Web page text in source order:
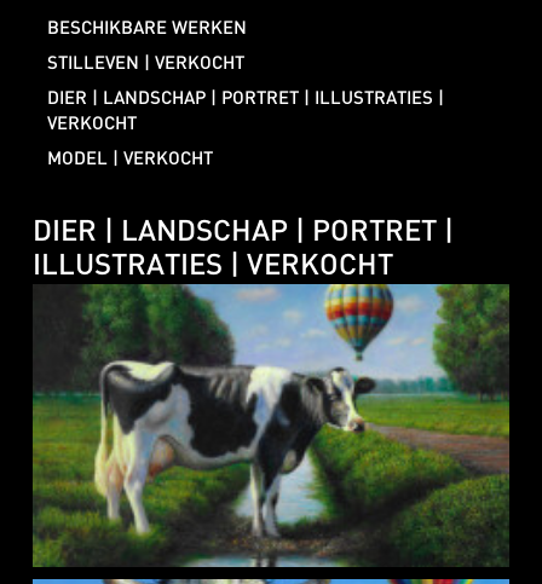
BESCHIKBARE WERKEN
STILLEVEN | VERKOCHT
DIER | LANDSCHAP | PORTRET | ILLUSTRATIES |
VERKOCHT
MODEL | VERKOCHT
DIER | LANDSCHAP | PORTRET |
ILLUSTRATIES | VERKOCHT